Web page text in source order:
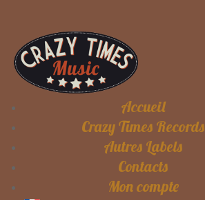
Accueil
Crazy Times Records
Autres Labels
Contacts
Mon compte